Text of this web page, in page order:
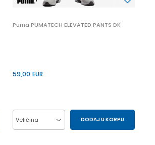
Puma PUMATECH ELEVATED PANTS DK
59,00 EUR
Veličina DODAJ U KORPU